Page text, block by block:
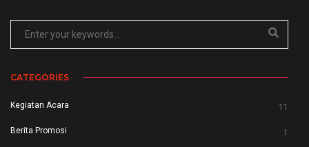
CATEGORIES
Kegiatan Acara 11
Berita Promosi 1